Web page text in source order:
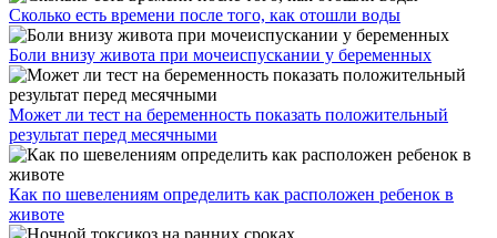
Сколько есть времени после того, как отошли воды
Боли внизу живота при мочеиспускании у беременных
Может ли тест на беременность показать положительный
результат перед месячными
Как по шевелениям определить как расположен ребенок в
животе